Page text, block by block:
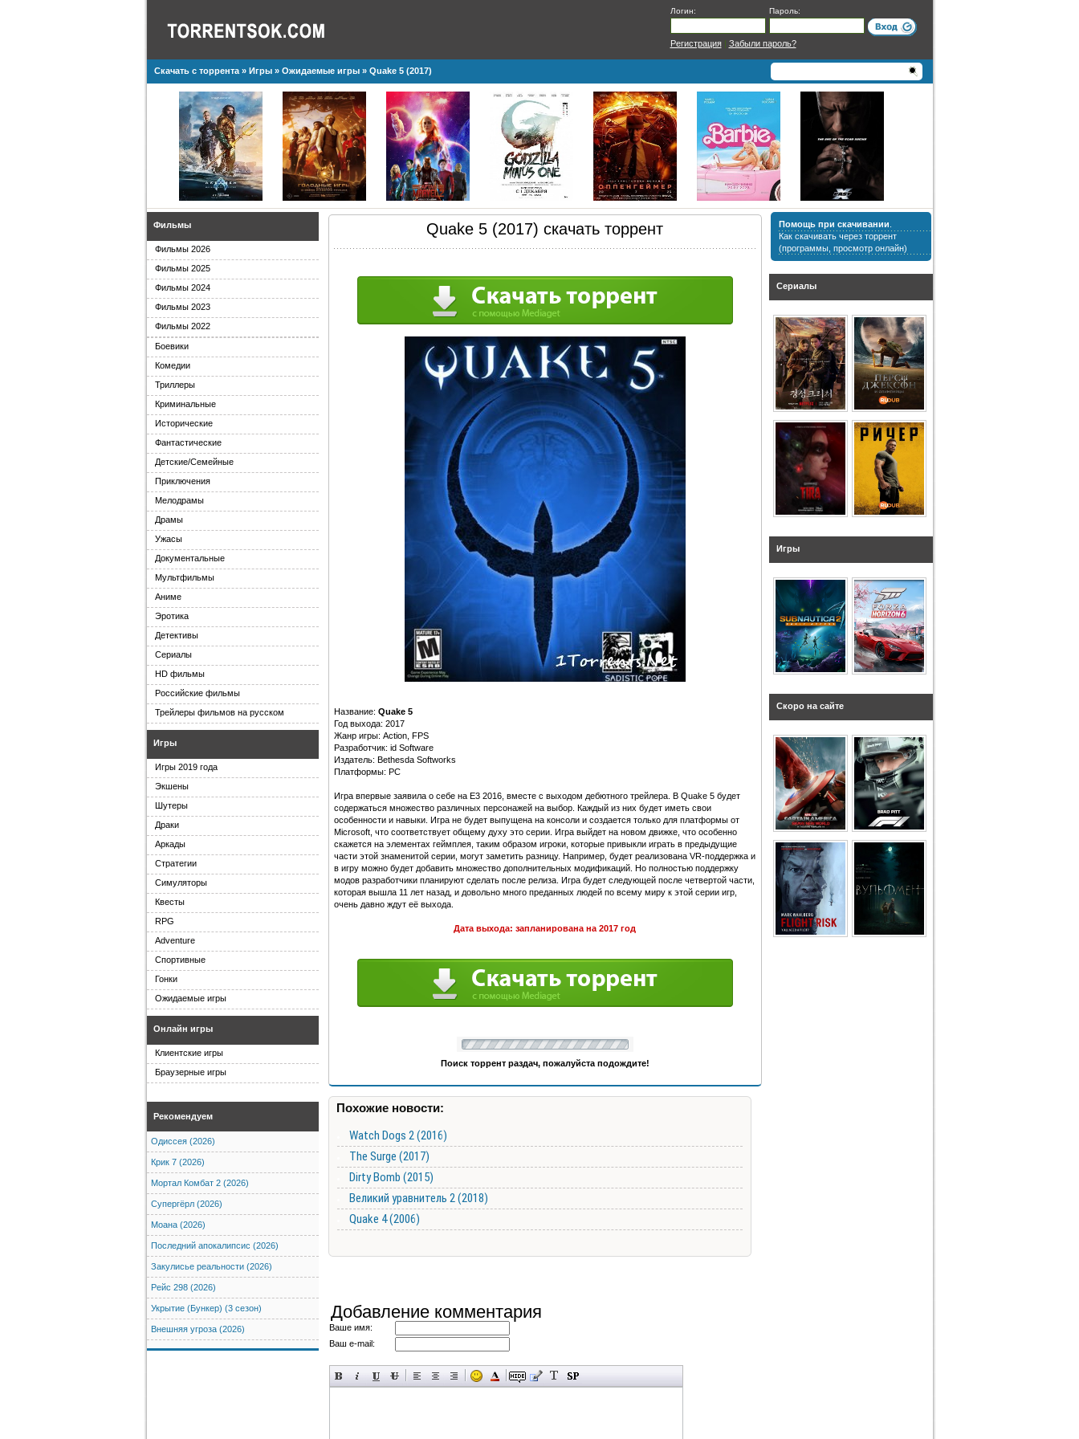
Логин: Пароль:
Регистрация| Забыли пароль?
Скачать с торрента» Игры» Ожидаемые игры» Quake 5 (2017)
Помощь при скачивании
Как скачивать через торрент
(программы, просмотр онлайн)
Сериалы
Игры
Скоро на сайте
Quake 5 (2017) скачать торрент
Название: Quake 5
Год выхода: 2017
Жанр игры: Action, FPS
Разработчик: id Software
Издатель: Bethesda Softworks
Платформы: PC
Игра впервые заявила о себе на E3 2016, вместе с выходом дебютного трейлера. В Quake 5 будет
содержаться множество различных персонажей на выбор. Каждый из них будет иметь свои
особенности и навыки. Игра не будет выпущена на консоли и создается только для платформы от
Microsoft, что соответствует общему духу это серии. Игра выйдет на новом движке, что особенно
скажется на элементах геймплея, таким образом игроки, которые привыкли играть в предыдущие
части этой знаменитой серии, могут заметить разницу. Например, будет реализована VR-поддержка и
в игру можно будет добавить множество дополнительных модификаций. Но полностью поддержку
модов разработчики планируют сделать после релиза. Игра будет следующей после четвертой части,
которая вышла 11 лет назад, и довольно много преданных людей по всему миру к этой серии игр,
очень давно ждут её выхода.
Дата выхода: запланирована на 2017 год
Поиск торрент раздач, пожалуйста подождите!
Похожие новости:
Watch Dogs 2 (2016)
The Surge (2017)
Dirty Bomb (2015)
Великий уравнитель 2 (2018)
Quake 4 (2006)
Добавление комментария
Ваше имя:
Ваш e-mail:
Фильмы
Фильмы 2026
Фильмы 2025
Фильмы 2024
Фильмы 2023
Фильмы 2022
Боевики
Комедии
Триллеры
Криминальные
Исторические
Фантастические
Детские/Семейные
Приключения
Мелодрамы
Драмы
Ужасы
Документальные
Мультфильмы
Аниме
Эротика
Детективы
Сериалы
HD фильмы
Российские фильмы
Трейлеры фильмов на русском
Игры
Игры 2019 года
Экшены
Шутеры
Драки
Аркады
Стратегии
Симуляторы
Квесты
RPG
Adventure
Спортивные
Гонки
Ожидаемые игры
Онлайн игры
Клиентские игры
Браузерные игры
Рекомендуем
Одиссея (2026)
Крик 7 (2026)
Мортал Комбат 2 (2026)
Супергёрл (2026)
Моана (2026)
Последний апокалипсис (2026)
Закулисье реальности (2026)
Рейс 298 (2026)
Укрытие (Бункер) (3 сезон)
Внешняя угроза (2026)